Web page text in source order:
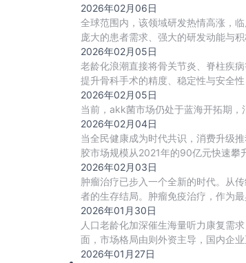
2026年02月06日
全球范围内，该领域研发热情高涨，
庞大的患者需求、强大的研发动能与
2026年02月05日
老龄化浪潮直接将骨关节炎、脊柱疾
提升骨科手术的精度、稳定性与安全
2026年02月05日
当前，akk菌市场仍处于蓝海开拓期，
2026年02月04日
当全民健康成为时代共识，消费升级
胶市场规模从2021年的90亿元快速
2026年02月03日
肿瘤治疗已步入一个全新的时代。从
者的生存结局。肿瘤免疫治疗，作为
2026年01月30日
人口老龄化加深催生海量听力康复需
面，市场格局由则外资主导，国内企
助
2026年01月27日